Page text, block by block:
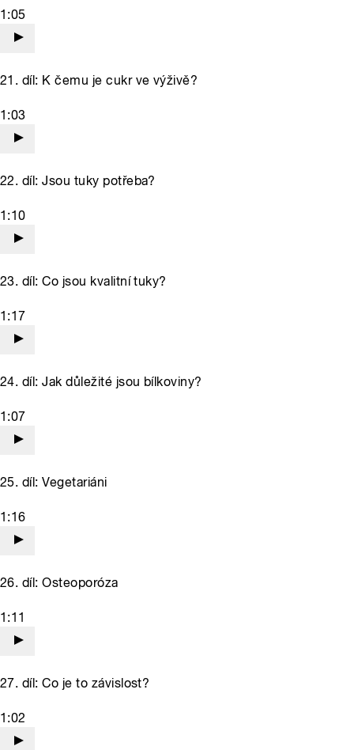
1:05
21. díl: K čemu je cukr ve výživě?
1:03
22. díl: Jsou tuky potřeba?
1:10
23. díl: Co jsou kvalitní tuky?
1:17
24. díl: Jak důležité jsou bílkoviny?
1:07
25. díl: Vegetariáni
1:16
26. díl: Osteoporóza
1:11
27. díl: Co je to závislost?
1:02